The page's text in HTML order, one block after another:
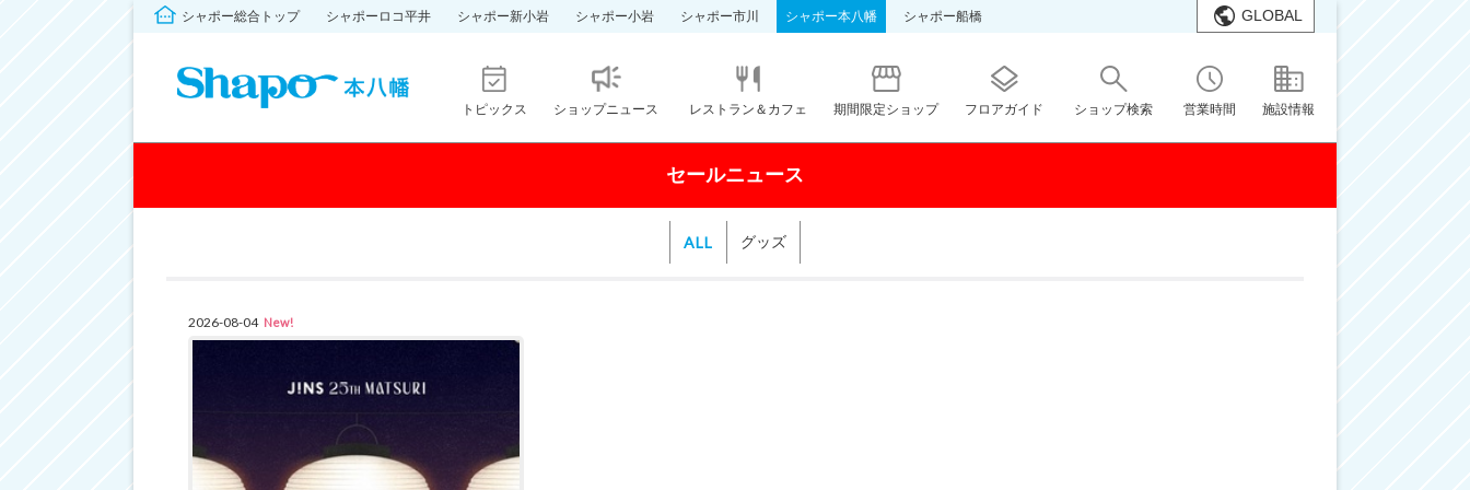
シャポー総合トップ シャポーロコ平井 シャポー新小岩 シャポー小岩 シャポー市川 シャポー本八幡 シャポー船橋 GLOBAL
トピックス ショップニュース レストラン＆カフェ 期間限定ショップ フロアガイド ショップ検索 営業時間 施設情報
セールニュース
ALL グッズ
2026-08-04 New!